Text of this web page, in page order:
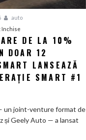
auto
închise
Reîncărcare
de
la
la
DE LA 10%
DOAR 12
LANSEAZĂ
SMART #1
un joint-venture format de
și Geely Auto — a lansat